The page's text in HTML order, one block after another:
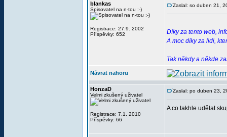
blankas
Spisovatel na n-tou :-)
Registrace: 27.9. 2002
Příspěvky: 652
Zaslal: so duben 21,
Díky za tento web,
A moc díky za lidi,
Tak někdy a někde
Návrat nahoru
HonzaD
Velmi zkušený uživatel
Registrace: 7.1. 2010
Příspěvky: 66
Zaslal: po duben 23,
A co takhle udělat